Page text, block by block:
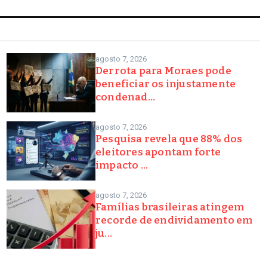
agosto 7, 2026
Derrota para Moraes pode
beneficiar os injustamente
condenad...
agosto 7, 2026
Pesquisa revela que 88% dos
eleitores apontam forte
impacto ...
agosto 7, 2026
Famílias brasileiras atingem
recorde de endividamento em
ju...